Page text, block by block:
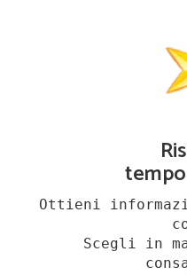
Ottieni
Scegli in